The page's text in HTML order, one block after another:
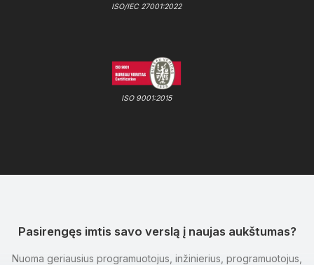
ISO/IEC 27001:2022
ISO 9001:2015
Pasirengęs imtis savo verslą į naujas aukštumas?
Nuoma geriausius programuotojus, inžinierius, programuotojus,